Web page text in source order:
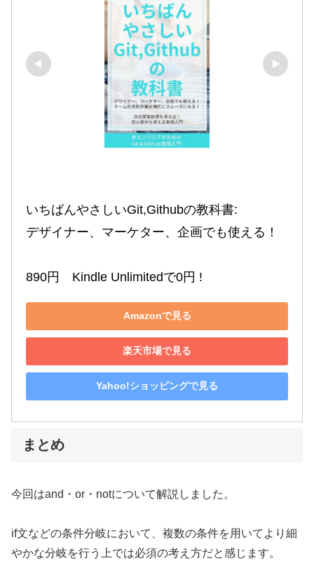
いちばんやさしいGit,Githubの教科書:
デザイナー、マーケター、企画でも使える！
890円　Kindle Unlimitedで0円 !
Amazonで見る
楽天市場で見る
Yahoo!ショッピングで見る
まとめ
今回はand・or・notについて解説しました。
if文などの条件分岐において、複数の条件を用いてより細
やかな分岐を行う上では必須の考え方だと感じます。